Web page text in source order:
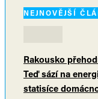
NEJNOVĚJŠÍ
Rakousko
Teď sází na
statisíce